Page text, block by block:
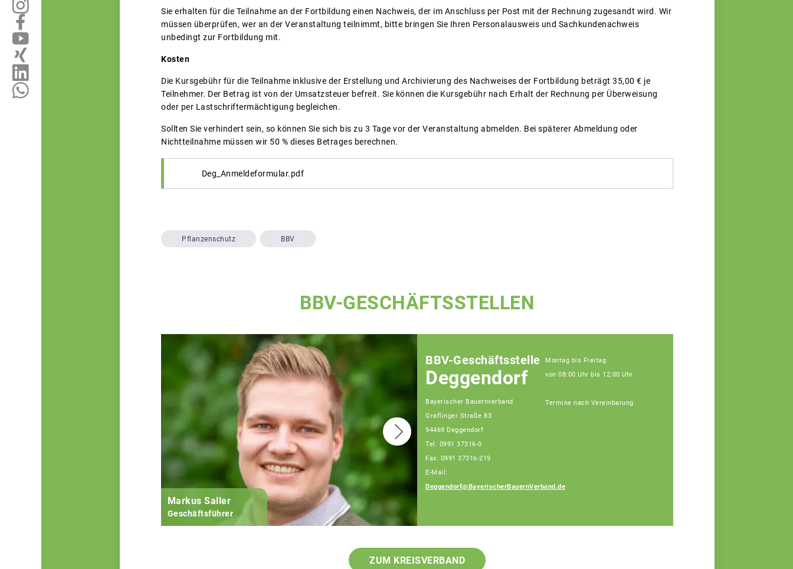
Sie erhalten für die Teilnahme an der Fortbildung einen Nachweis, der im Anschluss per Post mit der Rechnung zugesandt wird. Wir
müssen überprüfen, wer an der Veranstaltung teilnimmt, bitte bringen Sie Ihren Personalausweis und Sachkundenachweis
unbedingt zur Fortbildung mit.
Kosten
Die Kursgebühr für die Teilnahme inklusive der Erstellung und Archivierung des Nachweises der Fortbildung beträgt 35,00 € je
Teilnehmer. Der Betrag ist von der Umsatzsteuer befreit. Sie können die Kursgebühr nach Erhalt der Rechnung per Überweisung
oder per Lastschriftermächtigung begleichen.
Sollten Sie verhindert sein, so können Sie sich bis zu 3 Tage vor der Veranstaltung abmelden. Bei späterer Abmeldung oder
Nichtteilnahme müssen wir 50 % dieses Betrages berechnen.
Deg_Anmeldeformular.pdf
Pflanzenschutz BBV
BBV-GESCHÄFTSSTELLEN
Markus Saller
Geschäftsführer
BBV-Geschäftsstelle
Deggendorf
Bayerischer Bauernverband
Graflinger Straße 83
94469 Deggendorf
Tel: 0991 37316-0
Fax: 0991 37316-219
E-Mail:
Deggendorf@BayerischerBauernVerband.de
Montag bis Freitag
von 08:00 Uhr bis 12:00 Uhr
Termine nach Vereinbarung
ZUM KREISVERBAND